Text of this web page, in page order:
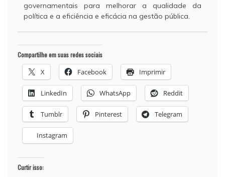
governamentais para melhorar a qualidade da
política e a eficiência e eficácia na gestão pública.
Compartilhe em suas redes sociais
X Facebook Imprimir
LinkedIn WhatsApp Reddit
Tumblr Pinterest Telegram
Instagram
Curtir isso: